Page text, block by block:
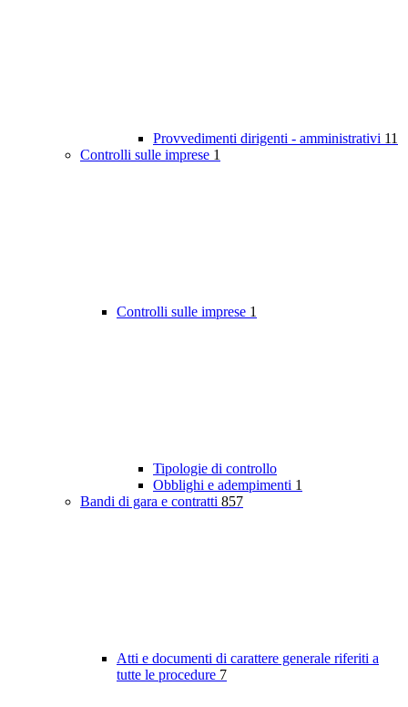
Provvedimenti dirigenti - amministrativi 11
Controlli sulle imprese 1
Controlli sulle imprese 1
Tipologie di controllo
Obblighi e adempimenti 1
Bandi di gara e contratti 857
Atti e documenti di carattere generale riferiti a
tutte le procedure 7